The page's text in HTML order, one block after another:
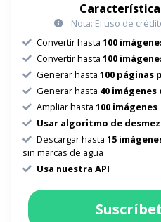
Nota: El uso de
Convertir hasta 100
Convertir hasta 100
Generar hasta 100 páginas
Generar hasta 40
Ampliar hasta 100 imágenes
Usar algoritmo de
Descargar hasta 15
sin marcas de agua
Usa nuestra API